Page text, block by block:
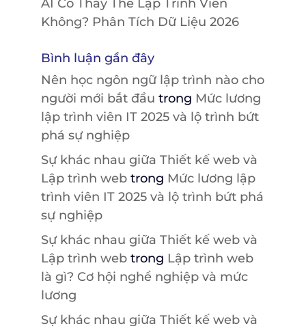
AI Có Thay Thế Lập Trình Viên
Không? Phân Tích Dữ Liệu 2026
Bình luận gần đây
Nên học ngôn ngữ lập trình nào cho
người mới bắt đầu trong Mức lương
lập trình viên IT 2025 và lộ trình bứt
phá sự nghiệp
Sự khác nhau giữa Thiết kế web và
Lập trình webtrong Mức lương lập
trình viên IT 2025 và lộ trình bứt phá
sự nghiệp
Sự khác nhau giữa Thiết kế web và
Lập trình webtrong Lập trình web
là gì? Cơ hội nghề nghiệp và mức
lương
Sự khác nhau giữa Thiết kế web và